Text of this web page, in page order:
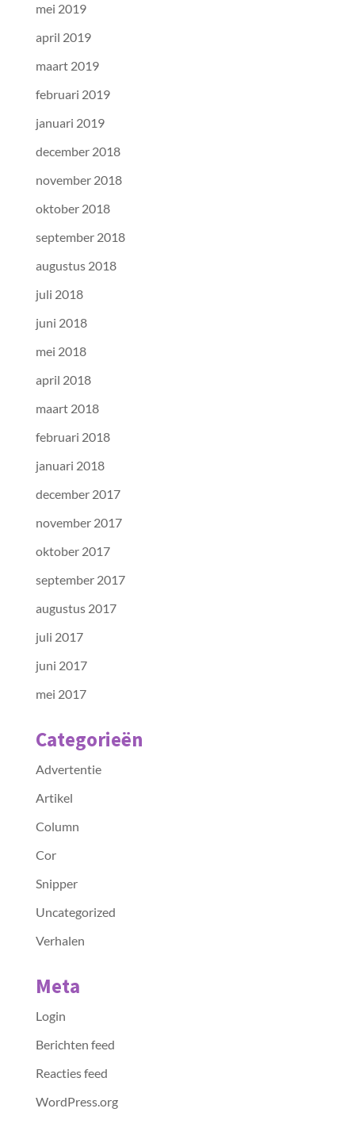
mei 2019
april 2019
maart 2019
februari 2019
januari 2019
december 2018
november 2018
oktober 2018
september 2018
augustus 2018
juli 2018
juni 2018
mei 2018
april 2018
maart 2018
februari 2018
januari 2018
december 2017
november 2017
oktober 2017
september 2017
augustus 2017
juli 2017
juni 2017
mei 2017
Categorieën
Advertentie
Artikel
Column
Cor
Snipper
Uncategorized
Verhalen
Meta
Login
Berichten feed
Reacties feed
WordPress.org